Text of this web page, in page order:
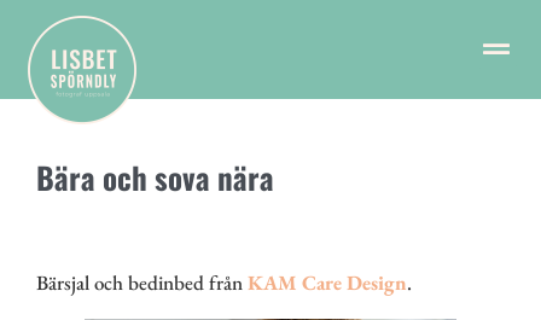
Bära och sova nära
Bärsjal och bedinbed frånKAM Care Design.